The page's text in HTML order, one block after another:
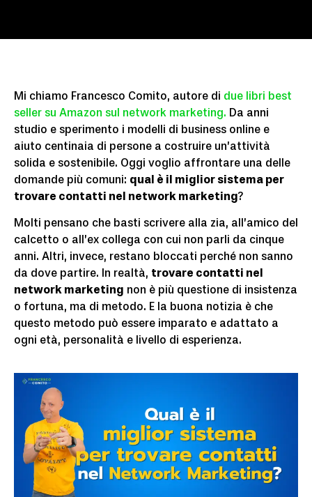
Mi chiamo Francesco Comito, autore di due libri best
seller su Amazon sul network marketing. Da anni
studio e sperimento i modelli di business online e
aiuto centinaia di persone a costruire un’attività
solida e sostenibile. Oggi voglio affrontare una delle
domande più comuni: qual è il miglior sistema per
trovare contatti nel network marketing?
Molti pensano che basti scrivere alla zia, all’amico del
calcetto o all’ex collega con cui non parli da cinque
anni. Altri, invece, restano bloccati perché non sanno
da dove partire. In realtà, trovare contatti nel
network marketing non è più questione di insistenza
o fortuna, ma di metodo. E la buona notizia è che
questo metodo può essere imparato e adattato a
ogni età, personalità e livello di esperienza.